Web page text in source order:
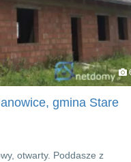
gmina Stare
otwarty. Poddasze z